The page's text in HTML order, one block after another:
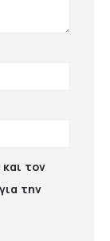
τον
την